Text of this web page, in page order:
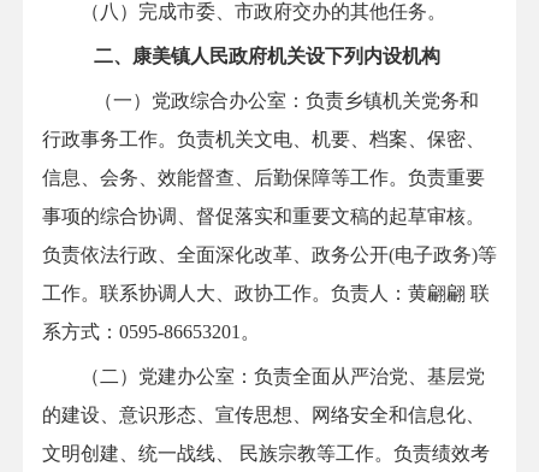
（八）完成市委、市政府交办的其他任务。
二、康美镇人民政府机关设下列内设机构
（一）党政综合办公室 ： 负责乡镇机关党务和
行政事务工作。负责机关文电、机要、档案、保密、
信息、会务、效能督查、后勤保障等工作。负责重要
事项的综合协调、督促落实和重要文稿的起草审核。
负责依法行政、全面深化改革、政务公开(电子政务)等
工作。联系协调人大、政协工作。 负责人： 黄翩翩 联
系方式：0595-86653201。
（二）党建办公室 ： 负责全面从严治党、基层党
的建设、意识形态、宣传思想、网络安全和信息化、
文明创建、统一战线、
民族宗教等工作。负责绩效考